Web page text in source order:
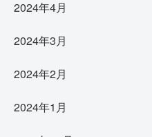
2024年4月
2024年3月
2024年2月
2024年1月